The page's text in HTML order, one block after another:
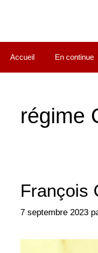
Accueil En continue
régime
François
7 septembre 2023